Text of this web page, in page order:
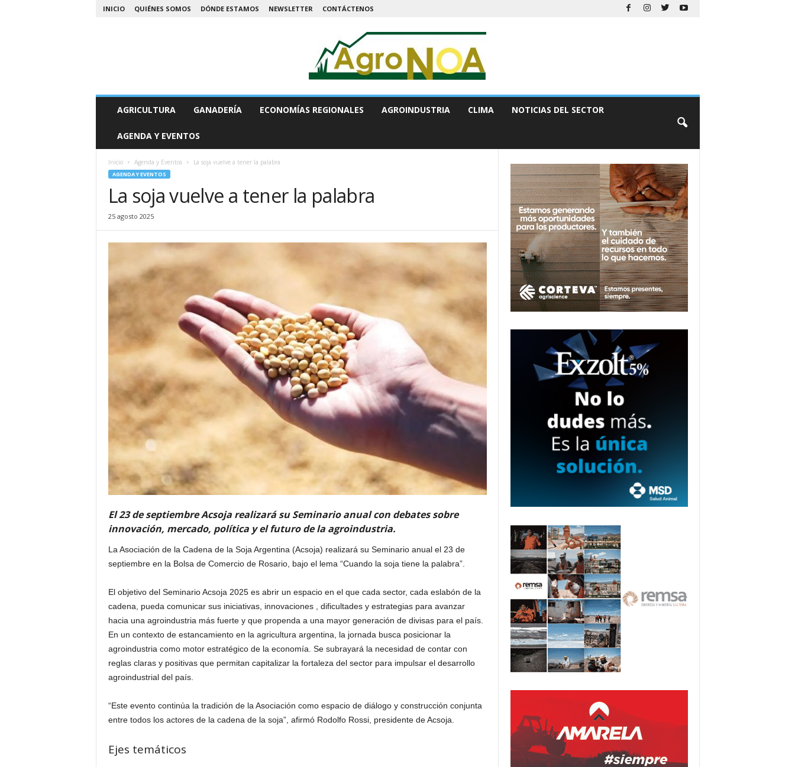
INICIO QUIÉNES SOMOS DÓNDE ESTAMOS NEWSLETTER CONTÁCTENOS
N
AGRICULTURA GANADERÍA ECONOMÍAS REGIONALES AGROINDUSTRIA CLIMA NOTICIAS DEL SECTOR
AGENDA Y EVENTOS
Inicio Agenda y Eventos La soja vuelve a tener la palabra
AGENDA Y EVENTOS
La soja vuelve a tener la palabra
25 agosto 2025
El 23 de septiembre Acsoja realizará su Seminario anual con debates sobre
innovación, mercado, política y el futuro de la agroindustria.
La Asociación de la Cadena de la Soja Argentina (Acsoja) realizará su Seminario anual el 23 de
septiembre en la Bolsa de Comercio de Rosario, bajo el lema “Cuando la soja tiene la palabra”.
El objetivo del Seminario Acsoja 2025 es abrir un espacio en el que cada sector, cada eslabón de la
cadena, pueda comunicar sus iniciativas, innovaciones , dificultades y estrategias para avanzar
hacia una agroindustria más fuerte y que propenda a una mayor generación de divisas para el país.
En un contexto de estancamiento en la agricultura argentina, la jornada busca posicionar la
agroindustria como motor estratégico de la economía. Se subrayará la necesidad de contar con
reglas claras y positivas que permitan capitalizar la fortaleza del sector para impulsar el desarrollo
agroindustrial del país.
“Este evento continúa la tradición de la Asociación como espacio de diálogo y construcción conjunta
entre todos los actores de la cadena de la soja”, afirmó Rodolfo Rossi, presidente de Acsoja.
Ejes temáticos